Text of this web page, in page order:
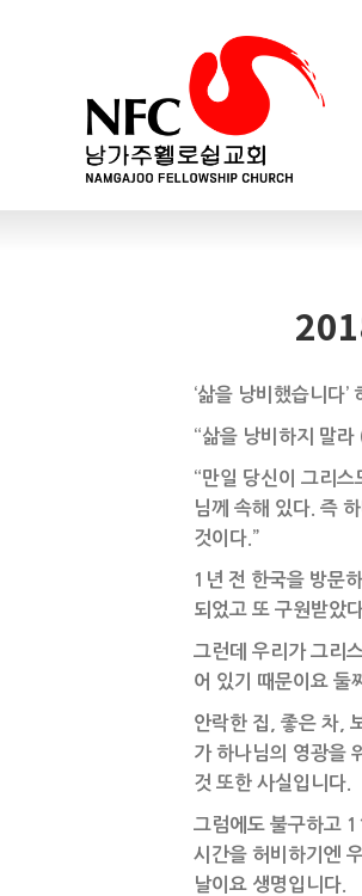
‘삶을 낭비했습니다’
“삶을 낭비하지 말
“만일 당신이 그리
님께 속해 있다. 즉
것이다.”
1 년 전 한국을 방문
되었고 또 구원받았
그런데 우리가 그리
어 있기 때문이요 둘
안락한 집, 좋은 차,
가 하나님의 영광을
것 또한 사실입니다.
그럼에도 불구하고
시간을 허비하기엔
날이요 생명입니다.